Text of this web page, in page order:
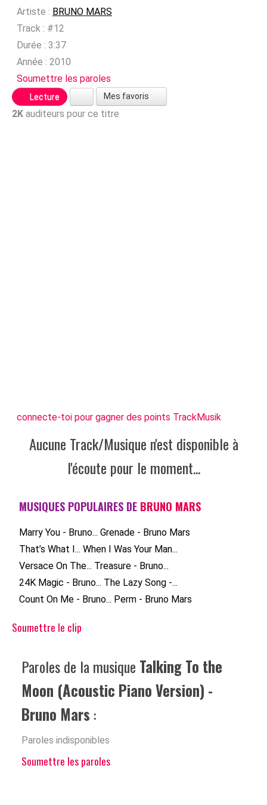
Artiste : BRUNO MARS
Track : #12
Durée : 3:37
Année : 2010
Soumettre les paroles
Lecture Mes favoris
2K auditeurs pour ce titre
connecte-toi pour gagner des points TrackMusik
Aucune Track/Musique n'est disponible à
l'écoute pour le moment...
MUSIQUES POPULAIRES DE BRUNO MARS
Marry You - Bruno... Grenade - Bruno Mars
That’s What I... When I Was Your Man...
Versace On The... Treasure - Bruno...
24K Magic - Bruno... The Lazy Song -...
Count On Me - Bruno... Perm - Bruno Mars
Soumettre le clip
Paroles de la musique Talking To the
Moon (Acoustic Piano Version) -
Bruno Mars :
Paroles indisponibles
Soumettre les paroles